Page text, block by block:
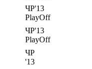
ЧР'13
PlayOff
ЧР'13
PlayOff
ЧР
'13